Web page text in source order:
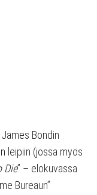
Bondin
leipiin (jossa myös
Die” – elokuvassa
Bureaun”